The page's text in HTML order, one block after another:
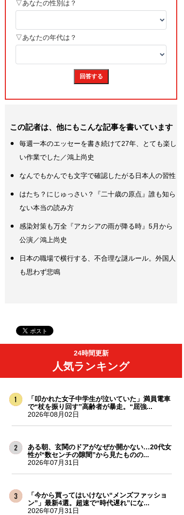
この記者は、他にもこんな記事を書いています
毎週一本のエッセーを書き続けて27年、とても楽し
い作業でした／鴻上尚史
なんでもかんでも文字で確認したがる日本人の習性
はたち？にじゅっさい？『二十歳の原点』誰も知ら
ない本当の読み方
感染対策も万全『アカシアの雨が降る時』5月から
公演／鴻上尚史
日本の職場で横行する、不合理な謎ルール。外国人
も思わず悲鳴
24時間更新
人気ランキング
「叩かれた女子中学生が泣いていた」満員電車
で“杖を振り回す”高齢者が暴走。“屈強...
2026年08月02日
ある朝、玄関のドアがなぜか開かない…20代女
性が“数センチの隙間”から見たものの...
2026年07月31日
「今から買ってはいけない“メンズファッショ
ン”」最新4選。超速で“時代遅れ”にな...
2026年07月31日